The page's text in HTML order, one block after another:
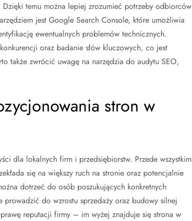
temu można lepiej zrozumieć potrzeby odbiorców
jest Google Search Console, które umożliwia
ewentualnych problemów technicznych.
oraz badanie słów kluczowych, co jest
także zwrócić uwagę na narzędzia do audytu SEO,
stron w
dla lokalnych firm i przedsiębiorstw. Przede wszystkim
się na większy ruch na stronie oraz potencjalnie
dotrzeć do osób poszukujących konkretnych
do wzrostu sprzedaży oraz budowy silnej
reputacji firmy – im wyżej znajduje się strona w